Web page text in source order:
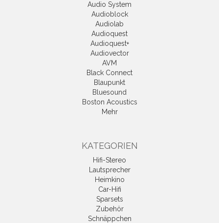
Audio System
Audioblock
Audiolab
Audioquest
Audioquest+
Audiovector
AVM
Black Connect
Blaupunkt
Bluesound
Boston Acoustics
Mehr
KATEGORIEN
Hifi-Stereo
Lautsprecher
Heimkino
Car-Hifi
Sparsets
Zubehör
Schnäppchen